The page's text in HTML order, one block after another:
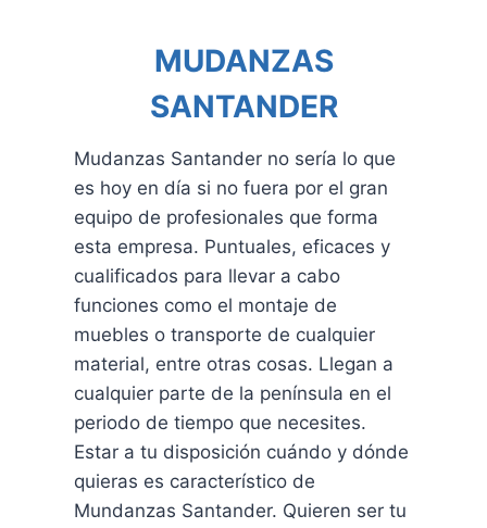
MUDANZAS
SANTANDER
Mudanzas Santander no sería lo que
es hoy en día si no fuera por el gran
equipo de profesionales que forma
esta empresa. Puntuales, eficaces y
cualificados para llevar a cabo
funciones como el montaje de
muebles o transporte de cualquier
material, entre otras cosas. Llegan a
cualquier parte de la península en el
periodo de tiempo que necesites.
Estar a tu disposición cuándo y dónde
quieras es característico de
Mundanzas Santander. Quieren ser tu